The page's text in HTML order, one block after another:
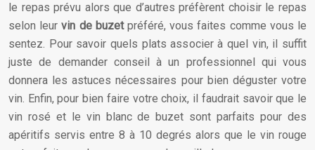
le repas prévu alors que d’autres préfèrent choisir le repas
selon leurvin de buzetpréféré, vous faites comme vous le
sentez. Pour savoir quels plats associer à quel vin, il suffit
juste de demander conseil à un professionnel qui vous
donnera les astuces nécessaires pour bien déguster votre
vin. Enfin, pour bien faire votre choix, il faudrait savoir que le
vin rosé et le vin blanc de buzet sont parfaits pour des
apéritifs servis entre 8 à 10 degrés alors que le vin rouge